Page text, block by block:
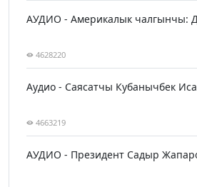
АУДИО - Америкалык чалгынчы:
4628220
Аудио - Саясатчы Кубанычбек
4663219
АУДИО - Президент Садыр